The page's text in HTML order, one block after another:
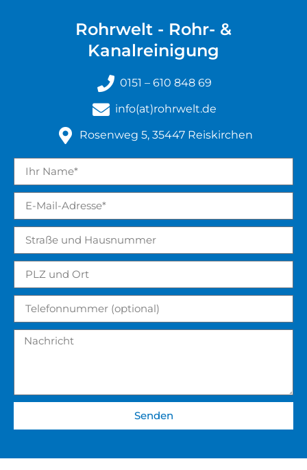
Rohrwelt - Rohr- &
Kanalreinigung
0151 – 610 848 69
info(at)rohrwelt.de
Rosenweg 5, 35447 Reiskirchen
Senden